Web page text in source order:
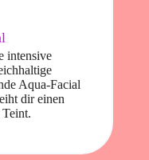
intensive
Aqua-Facial
dir einen
Teint.